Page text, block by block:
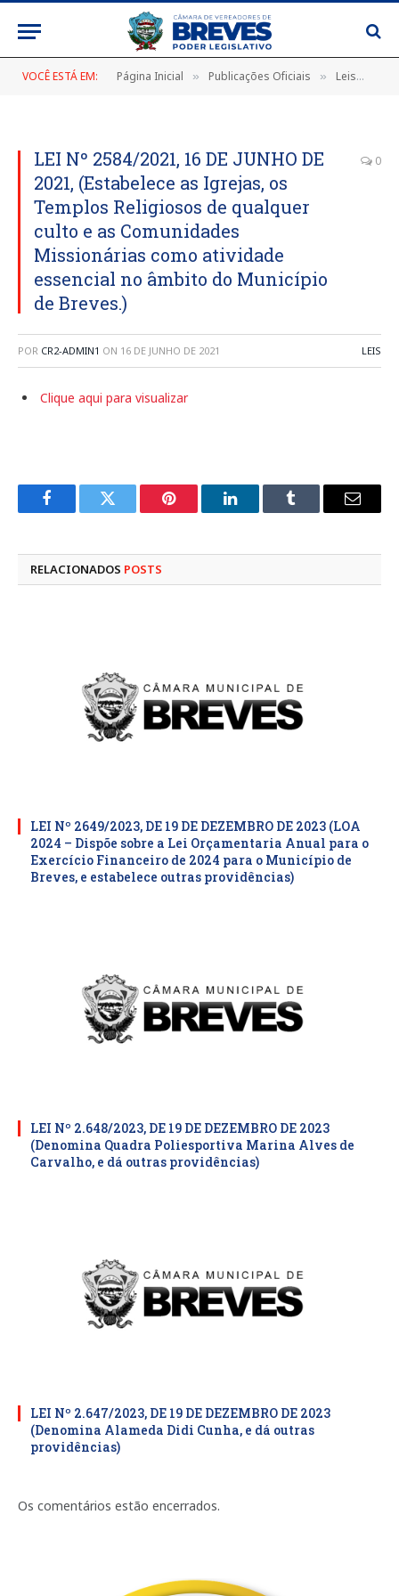
VOCÊ ESTÁ EM: Página Inicial » Publicações Oficiais » Leis
LEI Nº 2584/2021, 16 DE JUNHO DE
2021, (Estabelece as Igrejas, os
Templos Religiosos de qualquer
culto e as Comunidades
Missionárias como atividade
essencial no âmbito do Município
de Breves.)
0
POR CR2-ADMIN1 ON 16 DE JUNHO DE 2021 LEIS
Clique aqui para visualizar
FacebookTwitter Pinterest LinkedInTumblr
E-
RELACIONADOS POSTS
LEI Nº 2649/2023, DE 19 DE DEZEMBRO DE 2023 (LOA
2024 – Dispõe sobre a Lei Orçamentaria Anual para o
Exercício Financeiro de 2024 para o Município de
Breves, e estabelece outras providências)
LEI Nº 2.648/2023, DE 19 DE DEZEMBRO DE 2023
(Denomina Quadra Poliesportiva Marina Alves de
Carvalho, e dá outras providências)
LEI Nº 2.647/2023, DE 19 DE DEZEMBRO DE 2023
(Denomina Alameda Didi Cunha, e dá outras
providências)
Os comentários estão encerrados.